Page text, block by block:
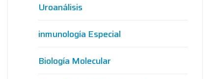
Uroanálisis
inmunología Especial
Biología Molecular